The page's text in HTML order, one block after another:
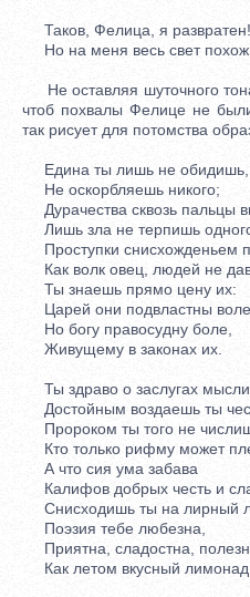
Таков, Фелица, я развратен!
Но на меня весь свет похож.
Не оставляя шуточного
чтоб похвалы Фелице не
так рисует для потомства
Едина ты лишь не обидишь,
Не оскорбляешь никого;
Дурачества сквозь пальцы
Лишь зла не терпишь
Проступки снисхожденьем
Как волк овец, людей не
Ты знаешь прямо цену их:
Царей они подвластны воле,
Но богу правосудну боле,
Живущему в законах их.
Ты здраво о заслугах
Достойным воздаешь ты
Пророком ты того не
Кто только рифму может
А что сия ума забава
Калифов добрых честь и
Снисходишь ты на лирный
Поэзия тебе любезна,
Приятна, сладостна,
Как летом вкусный лимонад.